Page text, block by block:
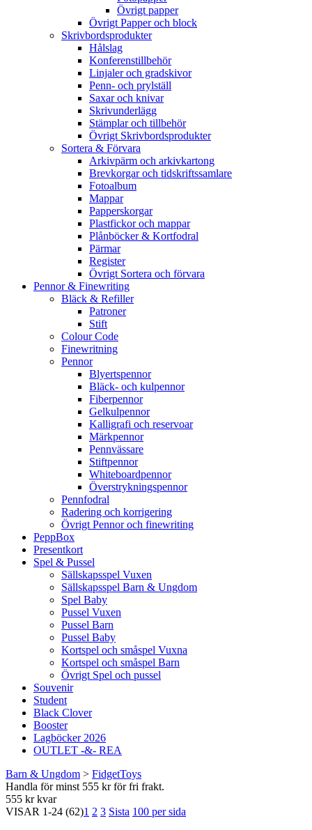
Övrigt papper
Övrigt Papper och block
Skrivbordsprodukter
Hålslag
Konferenstillbehör
Linjaler och gradskivor
Penn- och prylställ
Saxar och knivar
Skrivunderlägg
Stämplar och tillbehör
Övrigt Skrivbordsprodukter
Sortera & Förvara
Arkivpärm och arkivkartong
Brevkorgar och tidskriftssamlare
Fotoalbum
Mappar
Papperskorgar
Plastfickor och mappar
Plånböcker & Kortfodral
Pärmar
Register
Övrigt Sortera och förvara
Pennor & Finewriting
Bläck & Refiller
Patroner
Stift
Colour Code
Finewritning
Pennor
Blyertspennor
Bläck- och kulpennor
Fiberpennor
Gelkulpennor
Kalligrafi och reservoar
Märkpennor
Pennvässare
Stiftpennor
Whiteboardpennor
Överstrykningspennor
Pennfodral
Radering och korrigering
Övrigt Pennor och finewriting
PeppBox
Presentkort
Spel & Pussel
Sällskapsspel Vuxen
Sällskapsspel Barn & Ungdom
Spel Baby
Pussel Vuxen
Pussel Barn
Pussel Baby
Kortspel och småspel Vuxna
Kortspel och småspel Barn
Övrigt Spel och pussel
Souvenir
Student
Black Clover
Booster
Lagböcker 2026
OUTLET -&- REA
Barn & Ungdom > FidgetToys
Handla för minst 555 kr för fri frakt.
555 kr kvar
VISAR 1-24 (62)1 2 3 Sista 100 per sida